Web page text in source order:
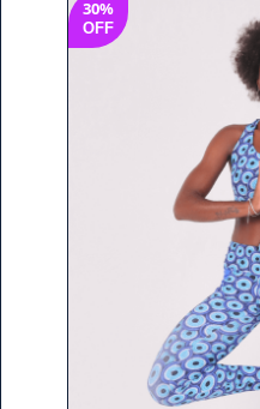
30%
OFF